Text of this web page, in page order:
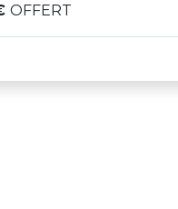
OFFERT